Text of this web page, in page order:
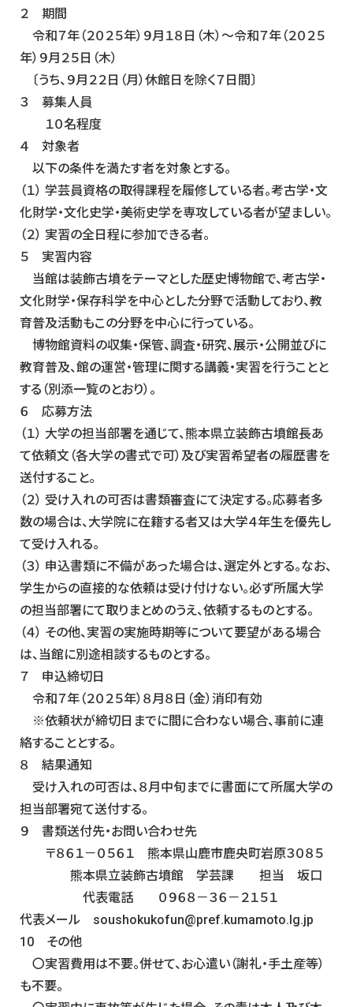
２ 期間
令和７年（２０２５年）９月１８日（木）～令和７年（２０２５
年）９月２５日（木）
〔うち、９月２２日（月）休館日を除く７日間〕
３ 募集人員
１０名程度
４ 対象者
以下の条件を満たす者を対象とする。
（１） 学芸員資格の取得課程を履修している者。考古学・文
化財学・文化史学・美術史学を専攻している者が望ましい。
（２） 実習の全日程に参加できる者。
５ 実習内容
当館は装飾古墳をテーマとした歴史博物館で、考古学・
文化財学・保存科学を中心とした分野で活動しており、教
育普及活動もこの分野を中心に行っている。
博物館資料の収集・保管、調査・研究、展示・公開並びに
教育普及、館の運営・管理に関する講義・実習を行うことと
する（別添一覧のとおり）。
６ 応募方法
（１） 大学の担当部署を通じて、熊本県立装飾古墳館長あ
て依頼文（各大学の書式で可）及び実習希望者の履歴書を
送付すること。
（２） 受け入れの可否は書類審査にて決定する。応募者多
数の場合は、大学院に在籍する者又は大学４年生を優先し
て受け入れる。
（３） 申込書類に不備があった場合は、選定外とする。なお、
学生からの直接的な依頼は受け付けない。必ず所属大学
の担当部署にて取りまとめのうえ、依頼するものとする。
（４） その他、実習の実施時期等について要望がある場合
は、当館に別途相談するものとする。
７ 申込締切日
令和７年（２０２５年）８月８日（金）消印有効
※依頼状が締切日までに間に合わない場合、事前に連
絡することとする。
８ 結果通知
受け入れの可否は、８月中旬までに書面にて所属大学の
担当部署宛て送付する。
９ 書類送付先・お問い合わせ先
〒８６１－０５６１ 熊本県山鹿市鹿央町岩原３０８５
熊本県立装飾古墳館 学芸課 担当 坂口
代表電話 ０９６８－３６－２１５１
代表メール soushokukofun@pref.kumamoto.lg.jp
10 その他
〇実習費用は不要。併せて、お心遣い（謝礼・手土産等）
も不要。